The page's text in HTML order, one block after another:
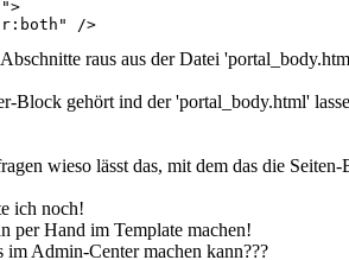
/>
raus aus der Datei
Block gehört ind der 'portal_body.html'
wieso lässt das, mit dem das die
ich noch!
per Hand im Template machen!
im Admin-Center machen kann???